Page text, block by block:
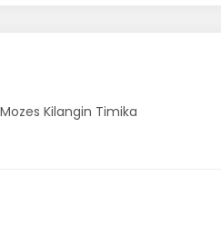
Kilangin Timika